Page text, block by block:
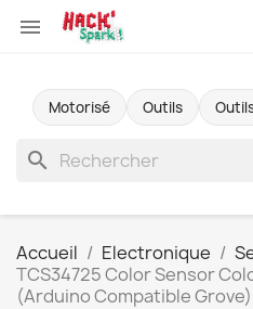

Motorisé Outils
search
Accueil Electronique
TCS34725 Color Sensor
(Arduino Compatible Grove)